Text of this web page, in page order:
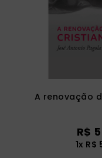
A renovação
R$
1x R$